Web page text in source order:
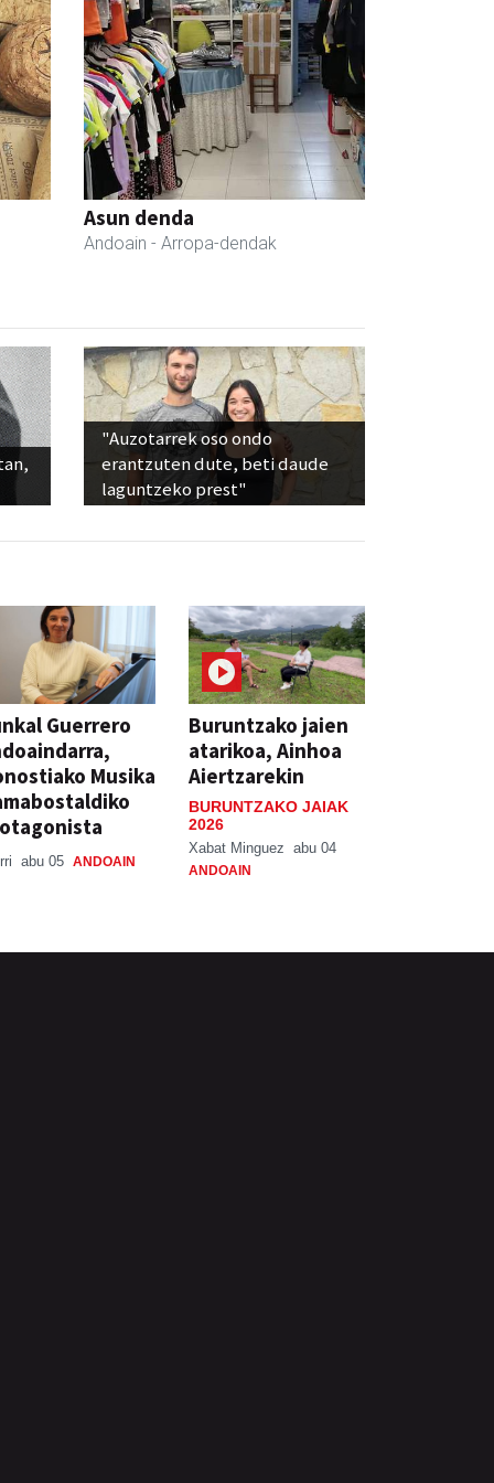
Asun denda
Andoain - Arropa-dendak
"Auzotarrek oso ondo
erantzuten dute, beti daude
laguntzeko prest"
Guerrero
Musika
abu 05 ANDOAIN
Buruntzako jaien
atarikoa, Ainhoa
Aiertzarekin
BURUNTZAKO JAIAK
2026
Xabat Minguez abu 04
ANDOAIN